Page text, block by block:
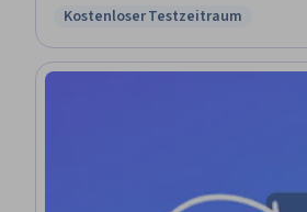
Status: Kostenloser Testzeitraum
Kostenloser Testzeitraum